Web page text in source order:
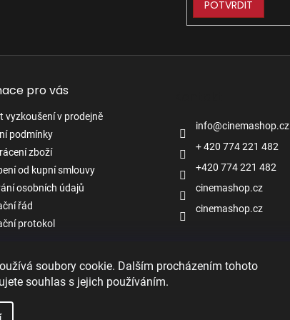
soubory cookie. Dalším procházením tohoto
souhlas s jejich používáním.
POTVRDIT
pro vás
vyzkoušení v prodejně
podmínky
zboží
od kupní smlouvy
osobních údajů
řád
protokol
info@cinemashop.cz
+ 420 774 221 482
+420 774 221 482
cinemashop.cz
cinemashop.cz